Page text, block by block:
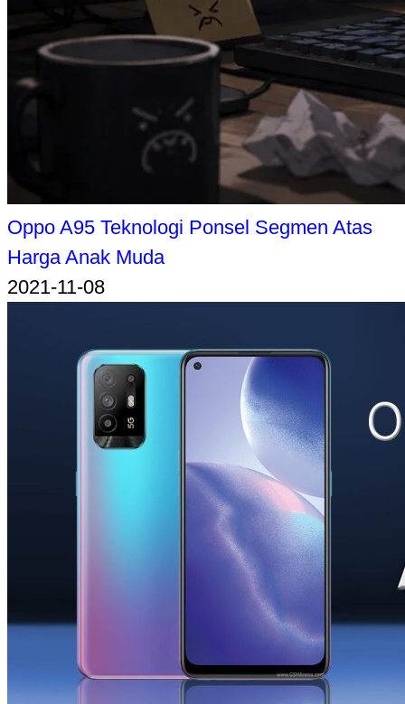
Oppo A95 Teknologi Ponsel Segmen Atas
Harga Anak Muda
2021-11-08